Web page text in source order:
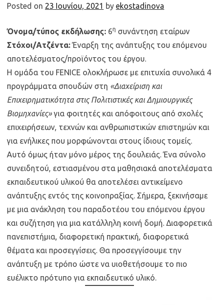
Posted on 23 Ιουνίου, 2021 by ekostadinova
Όνομα/τύπος εκδήλωσης: 6η συνάντηση εταίρων
Στόχοι/Ατζέντα: Έναρξη της ανάπτυξης του επόμενου
αποτελέσματος/προϊόντος του έργου.
Η ομάδα του FENICE ολοκλήρωσε με επιτυχία συνολικά 4
προγράμματα σπουδών στη «Διαχείριση και
Επιχειρηματικότητα στις Πολιτιστικές και Δημιουργικές
Βιομηχανίες»για φοιτητές και απόφοιτους από σχολές
επιχειρήσεων, τεχνών και ανθρωπιστικών επιστημών και
για ενήλικες που μορφώνονται στους ίδιους τομείς.
Αυτό όμως ήταν μόνο μέρος της δουλειάς. Ένα σύνολο
συνειδητού, εστιασμένου στα μαθησιακά αποτελέσματα
εκπαιδευτικού υλικού θα αποτελέσει αντικείμενο
ανάπτυξης εντός της κοινοπραξίας. Σήμερα, ξεκινήσαμε
με μια ανάκληση του παραδοτέου του επόμενου έργου
και συζήτηση για μια κατάλληλη κοινή δομή. Διαφορετικά
πανεπιστήμια, διαφορετική πρακτική, διαφορετικά
θέματα και προσεγγίσεις. Θα προσεγγίσουμε την
ανάπτυξη με τρόπο ώστε να υιοθετήσουμε το πιο
ευέλικτο πρότυπο για εκπαιδευτικό υλικό.